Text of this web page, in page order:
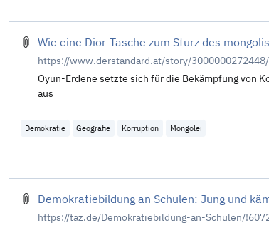
Wie eine Dior-Tasche zum Sturz des
https://www.derstandard.at/story/
Oyun-Erdene setzte sich für die Bekämpfung von
aus
Demokratie Geografie Korruption Mongolei
Demokratiebildung an Schulen: Jung und
https://taz.de/Demokratiebildung-an-Schulen/